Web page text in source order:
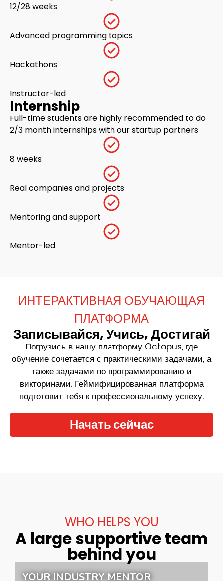
12/28 weeks
Advanced programming topics
Hackathons
Instructor-led
Internship
Full-time students are highly recommended to do
2/3 month internships with our startup partners
8 weeks
Real companies and projects
Mentoring and support
Mentor-led
ИНТЕРАКТИВНАЯ ОБУЧАЮЩАЯ
ПЛАТФОРМА
Записывайся, Учись, Достигай
Погрузись в нашу платформу Octopus, где
обучение сочетается с практическими задачами, а
также задачами по программированию и
викторинами. Геймифицированная платформа
подготовит тебя к профессиональному успеху.
Начать сейчас
WHO HELPS YOU
A large supportive team
behind you
YOUR INDUSTRY MENTOR